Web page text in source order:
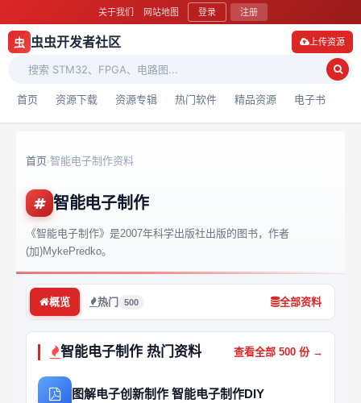
关于我们 网站地图 登录 注册
虫 虫虫开发者社区
首页 资源下载 资源专辑 热门软件 精品资源 电子书
上传资源
首页›智能电子制作资料
智能电子制作
《智能电子制作》是2007年科学出版社出版的图书，作者
(加)MykePredko。
概览 热门 500 全部资料
智能电子制作 热门资料 查看全部 500 份 →
图解电子创新制作 智能电子制作DIY